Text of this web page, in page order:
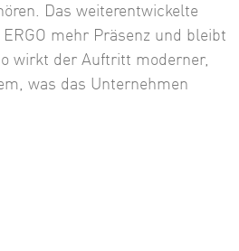
Das weiterentwickelte
mehr Präsenz und bleibt
wirkt der Auftritt moderner,
was das Unternehmen